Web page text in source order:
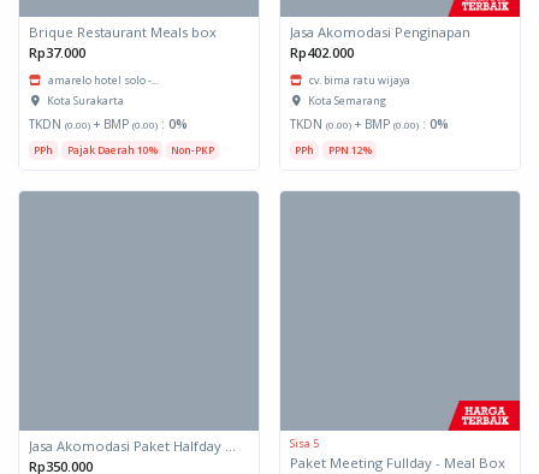
Brique Restaurant Meals box
Rp37.000
amarelo hotel solo -...
Kota Surakarta
TKDN (0.00) + BMP (0.00) : 0%
PPh Pajak Daerah 10% Non-PKP
Jasa Akomodasi Penginapan
Rp402.000
cv. bima ratu wijaya
Kota Semarang
TKDN (0.00) + BMP (0.00) : 0%
PPh PPN 12%
Jasa Akomodasi Paket Halfday Hotel Kota Malang
Rp350.000
Sisa 5
Paket Meeting Fullday - Meal Box